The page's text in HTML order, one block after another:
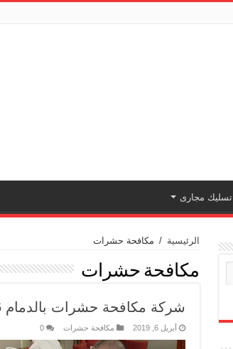
تسليك مجارى
الرئيسية / مكافحة حشرات
مكافحة حشرات
شركة مكافحة حشرات بالدمام 0505342056
أبريل 6, 2019 مكافحة حشرات 0